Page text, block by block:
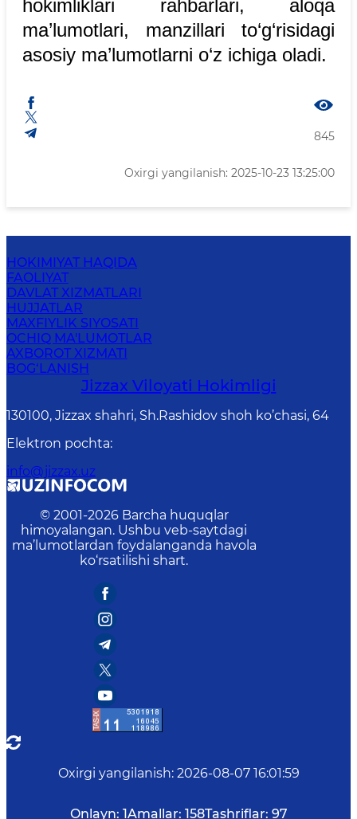
hokimliklari rahbarlari, aloqa
ma’lumotlari, manzillari to‘g‘risidagi
asosiy ma’lumotlarni o‘z ichiga oladi.
845
Oxirgi yangilanish: 2025-10-23 13:25:00
HOKIMIYAT HAQIDA
FAOLIYAT
DAVLAT XIZMATLARI
HUJJATLAR
MAXFIYLIK SIYOSATI
OCHIQ MA'LUMOTLAR
AXBOROT XIZMATI
BOG‘LANISH
Jizzах Vilоyati Hоkimligi
130100, Jizzax shahri, Sh.Rashidov shoh ko’chasi, 64
Elektron pochta:
info@jizzax.uz
© 2001-2026 Barcha huquqlar
himoyalangan. Ushbu veb-saytdagi
ma’lumotlardan foydalanganda havola
ko‘rsatilishi shart.
Oxirgi yangilanish: 2026-08-07 16:01:59
Onlayn: 1Amallar: 158Tashriflar: 97